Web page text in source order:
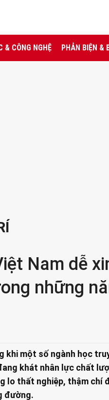
& CÔNG NGHỆ PHẢN BIỆN &
Nam dễ
những
khi một số ngành học
khát nhân lực chất
lo thất nghiệp, thậm chí
đường.